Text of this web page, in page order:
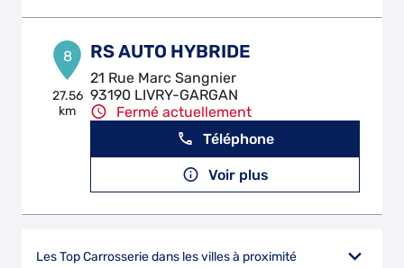
8
27.56
km
RS AUTO HYBRIDE
21 Rue Marc Sangnier
93190 LIVRY-GARGAN
Fermé actuellement
Téléphone
Voir plus
Les Top Carrosserie dans les villes à proximité